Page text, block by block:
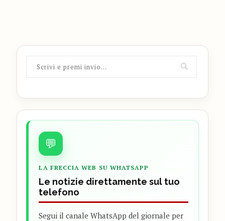
💬
LA FRECCIA WEB SU WHATSAPP
Le notizie direttamente sul tuo
telefono
Segui il canale WhatsApp del giornale per